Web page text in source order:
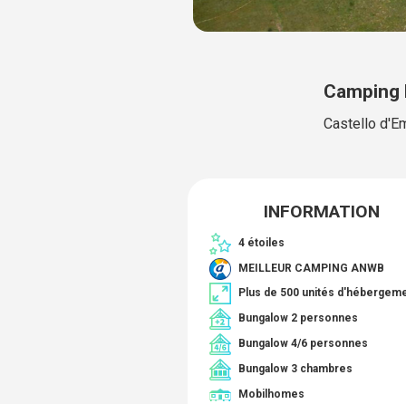
Castello
INFORMATION
4 étoiles
MEILLEUR CAMPING ANWB
Plus de 500 unités
Bungalow 2 personnes
Bungalow 4/6 personnes
Bungalow 3 chambres
Mobilhomes